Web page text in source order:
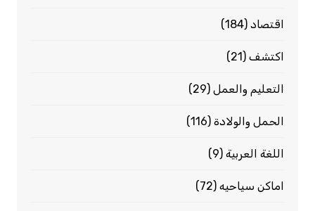
اقتصاد(184)
اكتشف(21)
التعليم والعمل(29)
الحمل والولادة(116)
اللغة العربية(9)
اماكن سياحيه(72)